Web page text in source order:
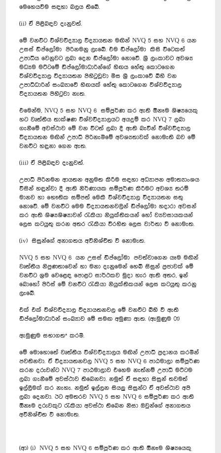
මෙහෙයවීම සඳහා බලය තිබේ.
(ii) ඒ පිළිබඳව දැනුවත්.
මේ වනවිට විශ්වවිද්‍යාල විද්‍යායතන මඟින් NVQ 5 සහ NVQ 6 යන
උසස් ඩිප්ලෝමා පිරිනමනු ලැබේ. එම ඩිප්ලෝමා කිසි විටෙකත්
උපාධිය වෙනුවට ලබා දෙන ඩිප්ලෝමා නොවේ. ශ්‍රී ලංකාවට අවශ්‍ය
මධ්‍යම මට්ටමේ ඩිප්ලෝමාධාරින්ගේ හිඟය හේතු කොටගෙන
විශ්වවිද්‍යාල විද්‍යායතන පිහිටුවූවා මිස ශ්‍රී ලංකාවේ බිහි වන
උපාධිධාරින් සංඛ්‍යාවේ හිඟයක් හේතු කොටගෙන විශ්වවිද්‍යාල
විද්‍යායතන පිහිටුවා නැත.
එමෙන්ම, NVQ 5 සහ NVQ 6 සම්පූර්ණ කර ඇති ඕනෑම ශිෂ්‍යයෙකු
හට වෘත්තීය තාක්ෂණ විශ්වවිද්‍යාලයට අයදුම් කර NVQ 7 ලබා
ගැනීමේ අවස්ථාව මේ වන විටත් ලබා දී ඇති බැවින් විශ්වවිද්‍යාල
විද්‍යායතන මඟින් උපාධි පිරිනැමීමේ අවශ්‍යතාවක් නොමැති බව මේ
වනවිට හඳුනා ගෙන ඇත.
(iii) ඒ පිළිබඳව දැනුවත්.
උපාධි පිරිනමන ආයතන අනුමත කිරීම සඳහා අධ්‍යාපන අමාත්‍යාංශය
විසින් හඳුන්වා දී ඇති නිර්ණායක සම්පූර්ණ කිරීමට අවශ්‍ය තරම්
මානව හා භෞතික සම්පත් මෙකී විශ්වවිද්‍යාල විද්‍යායතන සතු
නොවේ. මේ වනවිට මෙම විද්‍යායතනවලින් ඩිප්ලෝමා හදාරා අවසන්
කර ඇති ශිෂ්‍යශිෂ්‍යාවන් රැකියා නියුක්තිකයන් හෝ ව්‍යවසායකයන්
ලෙස කටයුතු කරන අතර රැකියා විරහිත ලෙස වාර්තා වී නොමැත.
(iv) සිසුන්ගේ අනාගතය අවිනිශ්චිත වී නොමැත.
NVQ 5 සහ NVQ 6 යන උසස් ඩිප්ලෝමා පවත්වාගෙන යෑම මඟින්
වෘත්තීය නිපුණතාවෙන් හා මනා දැනුමෙන් හෙබි සිසුන් ප්‍රජාවක් මේ
වනවිට ශ්‍රම වෙළෙඳ පොළට සාර්ථකව මුදා හැර ඇති අතර, ඉන්
බොහෝ පිරිස් මේ වනවිට රැකියා නියුක්තිකයන් ලෙස කටයුතු කරනු
ලැබේ.
එක් එක් විශ්වවිද්‍යාල විද්‍යායතනවල මේ වනවිට බිහි වී ඇති
ඩිප්ලෝමාධාරින් සංඛ්‍යාව මේ සමඟ අමුණා ඇත. (ඇමුණුම 01)
ඇමුණුම සභාගත* කරමි.
මේ මොහොතේ වෘත්තීය විශ්වවිද්‍යාලය මඟින් උපාධි ප්‍රදානය කරමින්
පවතිනවා. ඒ විද්‍යායතනවල NVQ 5 සහ NVQ 6 පාඨමාලා සම්පූර්ණ
කරන දරුවන්ට NVQ 7 පාඨමාලාව එහෙම නැත්නම් උපාධි මට්ටම
ලබා ගැනීමේ අවස්ථාව තිබෙනවා. නමුත් ඒ සඳහා සිසුන් තවමත්
ඉල්ලීමක් කර නැහැ. නමුත් ඉල්ලන සියලු සිසුන්ට ඒ අවස්ථාව අපි
ලබා දෙනවා. ඊට අමතරව NVQ 5 සහ NVQ 6 සම්පූර්ණ කර ඇති
ඕනෑම දරුවකුට රැකියා අවස්ථා තිබෙන නිසා ඔවුන්ගේ අනාගතය
අවිනිශ්චිත වී නොමැත.
(ආ) (i) NVQ 5 සහ NVQ 6 සම්පූර්ණ කර ඇති ඕනෑම ශිෂ්‍යයෙකු